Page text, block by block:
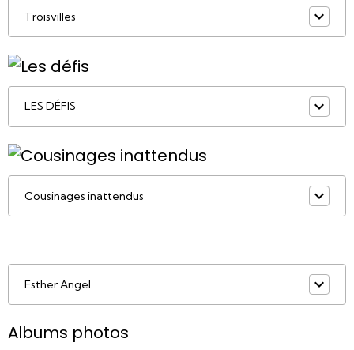
Troisvilles
Cousinages inattendus
Esther Angel